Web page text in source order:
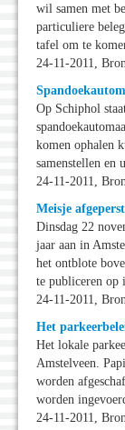
wil samen met
particuliere
tafel om te
24-11-2011,
Op Schiphol
komen ophalen
samenstellen en
24-11-2011,
Meisje
Dinsdag 22
jaar aan in
het ontblote
te publiceren op
24-11-2011,
Het
Het lokale
Amstelveen.
worden
worden
24-11-2011,